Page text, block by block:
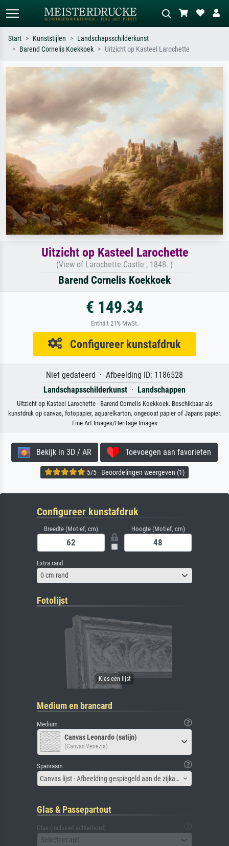
Zoek op kunstenaar, titel of stijl – bijv.
Monet, Sterrennacht, impressionisme,
Beschrijf de scène – bijv. groene
weide, abstract met veel rood, donker
olieverfschilderij, staand naakt naast
Start Kunststijlen
Landschapsschilderkunst
Barend Cornelis Koekkoek
Uitzicht op Kasteel Larochette
Uitzicht op Kasteel Larochette
(View of Larochette Castle , 1848. )
Barend Cornelis Koekkoek
€ 149.34
Enthält 21% MwSt.
Configureer kunstafdruk
Niet gedateerd · Afbeelding ID: 1186528
Landschapsschilderkunst · Landschappen
Uitzicht op Kasteel Larochette · Barend Cornelis Koekkoek. Beschikbaar als
kunstdruk op canvas, fotopapier, aquarelkarton, ongecoat papier of Japans papier.
Fine Art Images/Heritage Images
Bekijk in 3D / AR Toevoegen aan favorieten
5/5 · Beoordelingen weergeven (1)
Configureer kunstafdruk
Breedte (Motief, cm) Hoogte (Motief, cm)
Extra rand
0 cm rand
Fotolijst
Medium en brancard
Medium
Canvas Leonardo (satijn)
(Canvas Venezia)
Spanraam
Canvas lijst - Afbeelding gespiegeld aan de zijkant
Glas & Passepartout
Glas (inclusief achterbord)
Selecteer aub